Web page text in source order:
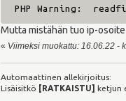
PHP Warning:
Mutta mistähän tuo ip-
« Viimeksi muokattu: 16.06.22 -
Automaattinen allekirjoitus:
Lisäisitkö [RATKAISTU] ketjun